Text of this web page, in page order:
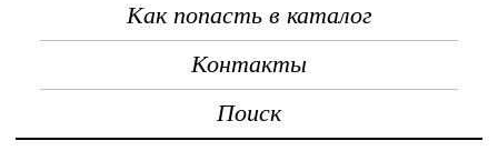
Как попасть в каталог
Контакты
Поиск